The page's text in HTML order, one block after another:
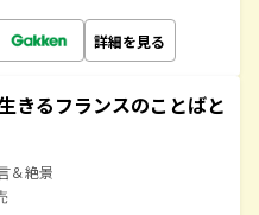
詳細を見る
きるフランスのことばと
＆絶景